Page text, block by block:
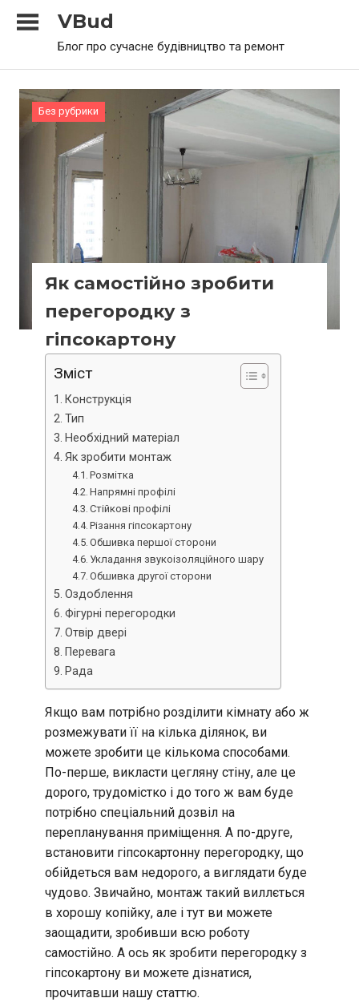
VBud
Блог про сучасне будівництво та ремонт
Без рубрики
Як самостійно зробити
перегородку з
гіпсокартону
Зміст
Конструкція
Тип
Необхідний матеріал
Як зробити монтаж
Розмітка
Напрямні профілі
Стійкові профілі
Різання гіпсокартону
Обшивка першої сторони
Укладання звукоізоляційного шару
Обшивка другої сторони
Оздоблення
Фігурні перегородки
Отвір двері
Перевага
Рада
Якщо вам потрібно розділити кімнату або ж
розмежувати її на кілька ділянок, ви
можете зробити це кількома способами.
По-перше, викласти цегляну стіну, але це
дорого, трудомістко і до того ж вам буде
потрібно спеціальний дозвіл на
перепланування приміщення. А по-друге,
встановити гіпсокартонну перегородку, що
обійдеться вам недорого, а виглядати буде
чудово. Звичайно, монтаж такий виллється
в хорошу копійку, але і тут ви можете
заощадити, зробивши всю роботу
самостійно. А ось як зробити перегородку з
гіпсокартону ви можете дізнатися,
прочитавши нашу статтю.